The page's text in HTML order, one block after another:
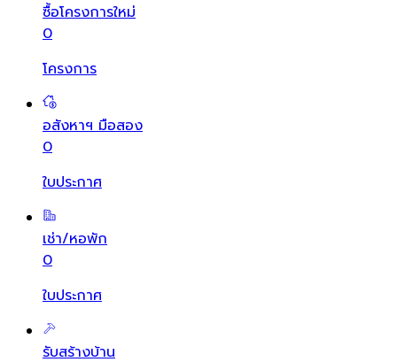
ซื้อโครงการใหม่
0
โครงการ
อสังหาฯ มือสอง
0
ใบประกาศ
เช่า/หอพัก
0
ใบประกาศ
รับสร้างบ้าน